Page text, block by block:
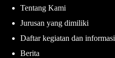
o
r
a
m
e
Tentang Kami
Jurusan yang dimiliki
Daftar kegiatan dan informasi
Berita